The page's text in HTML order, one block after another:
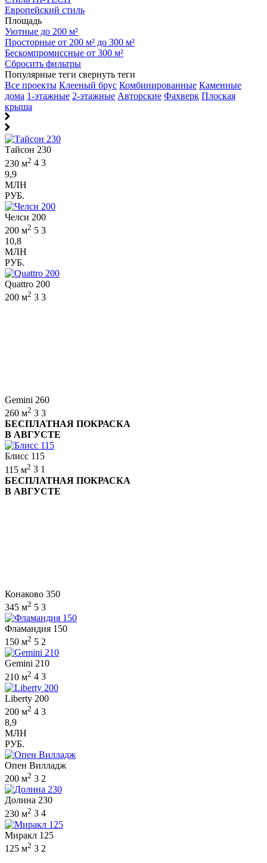
Европейский стиль
Площадь
Уютные до 200 м²
Просторные от 200 м² до 300 м²
Бескомпромиссные от 300 м²
Сбросить фильтры
Популярные теги свернуть теги
Все проекты Клееный брус Комбинированные Каменные
дома 1-этажные 2-этажные Авторские Фахверк Плоская
крыша
Тайсон 230
230 м2 4 3
9,9
МЛН
РУБ.
Челси 200
200 м2 5 3
10,8
МЛН
РУБ.
Quattro 200
200 м2 3 3
Gemini 260
260 м2 3 3
БЕСПЛАТНАЯ ПОКРАСКА
В АВГУСТЕ
Блисс 115
115 м2 3 1
БЕСПЛАТНАЯ ПОКРАСКА
В АВГУСТЕ
Конаково 350
345 м2 5 3
Фламандия 150
150 м2 5 2
Gemini 210
210 м2 4 3
Liberty 200
200 м2 4 3
8,9
МЛН
РУБ.
Опен Вилладж
200 м2 3 2
Долина 230
230 м2 3 4
Миракл 125
125 м2 3 2